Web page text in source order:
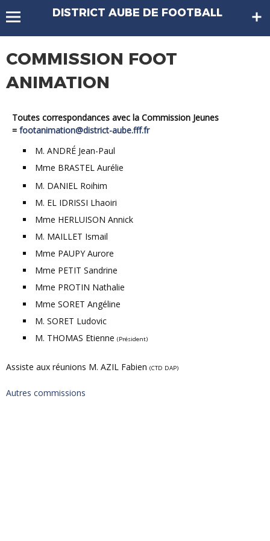
DISTRICT AUBE DE FOOTBALL
COMMISSION FOOT
ANIMATION
Toutes correspondances avec la Commission Jeunes
= footanimation@district-aube.fff.fr
M. ANDRÉ Jean-Paul
Mme BRASTEL Aurélie
M. DANIEL Roihim
M. EL IDRISSI Lhaoiri
Mme HERLUISON Annick
M. MAILLET Ismail
Mme PAUPY Aurore
Mme PETIT Sandrine
Mme PROTIN Nathalie
Mme SORET Angéline
M. SORET Ludovic
M. THOMAS Etienne (Président)
Assiste aux réunions M. AZIL Fabien (CTD DAP)
Autres commissions